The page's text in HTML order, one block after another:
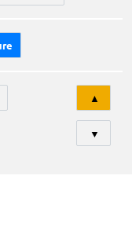
▲
▼